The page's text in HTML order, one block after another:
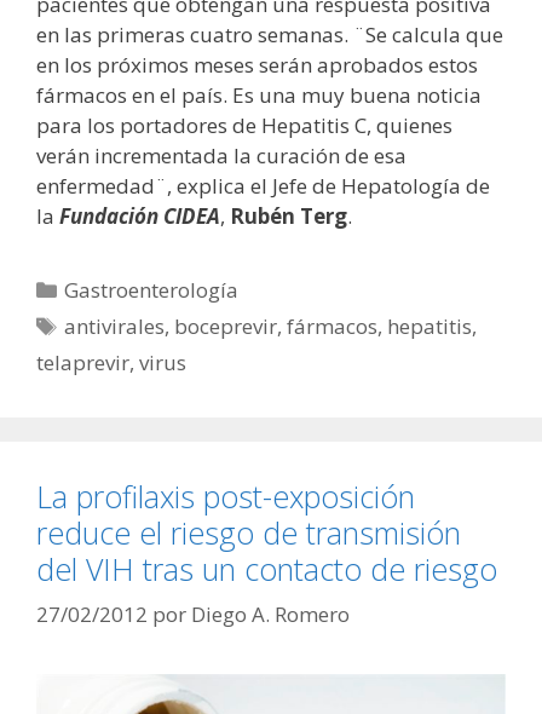
en las primeras cuatro semanas. ¨Se calcula que
en los próximos meses serán aprobados estos
fármacos en el país. Es una muy buena noticia
para los portadores de Hepatitis C, quienes
verán incrementada la curación de esa
enfermedad¨, explica el Jefe de Hepatología de
la Fundación CIDEA, Rubén Terg.
Categorías
Gastroenterología
Etiquetas
antivirales, boceprevir,fármacos, hepatitis,
telaprevir, virus
La profilaxis post-exposición
reduce el riesgo de transmisión
del VIH tras un contacto de riesgo
27/02/2012 por Diego A. Romero